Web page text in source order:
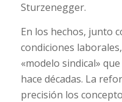
Sturzenegger.
En los hechos, junto
condiciones
«modelo sindical»
hace décadas. La
precisión los